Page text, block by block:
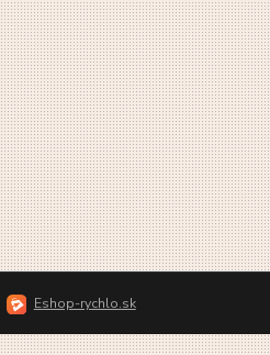
Eshop-rychlo.sk